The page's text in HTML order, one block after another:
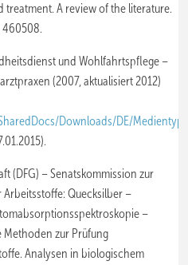
treatment. A review of the literature.
460508.
und Wohlfahrtspflege –
(2007, aktualisiert 2012)
Downloads/DE/
(DFG) – Senatskommission zur
Quecksilber –
–
Methoden zur Prüfung
Analysen in biologischem